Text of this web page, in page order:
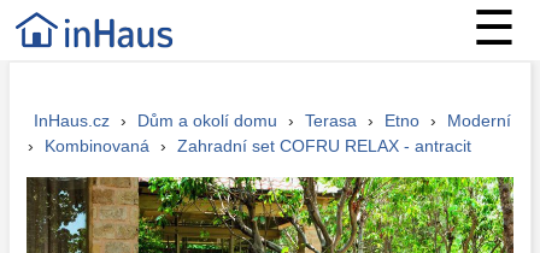
☰
InHaus.cz › Dům a okolí domu › Terasa › Etno ›
Moderní
›
Kombinovaná › Zahradní set COFRU RELAX - antracit